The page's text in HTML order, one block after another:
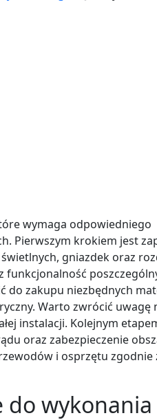
wymaga odpowiedniego
Pierwszym krokiem jest
gniazdek oraz
funkcjonalność
do zakupu niezbędnych
Warto zwrócić uwagę
instalacji. Kolejnym
oraz zabezpieczenie
i osprzętu zgodnie
do wykonania